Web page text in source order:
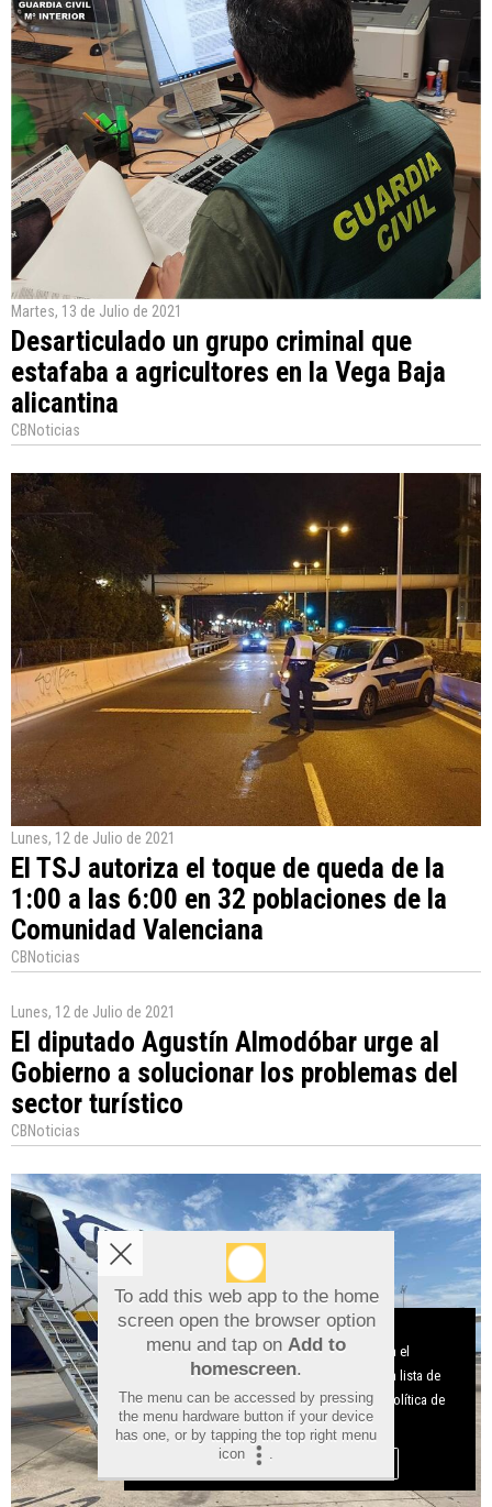
Martes, 13 de Julio de 2021
Desarticulado un grupo criminal que
estafaba a agricultores en la Vega Baja
alicantina
CBNoticias
Lunes, 12 de Julio de 2021
El TSJ autoriza el toque de queda de la
1:00 a las 6:00 en 32 poblaciones de la
Comunidad Valenciana
CBNoticias
Lunes, 12 de Julio de 2021
El diputado Agustín Almodóbar urge al
Gobierno a solucionar los problemas del
sector turístico
CBNoticias
To add this web app to the home
screen open the browser option
menu and tap on Add to
homescreen.
The menu can be accessed by pressing
the menu hardware button if your device
has one, or by tapping the top right menu
icon
.
Aviso sobre el Uso de cookies:
Utilizamos cookies nuestras y de terceros para el
funcionamiento del digital. Puedes consultar la lista de
cookies y como desconectarlas. Ver nuestra Política de
Privacidad y Cookies
Aceptar Cookies